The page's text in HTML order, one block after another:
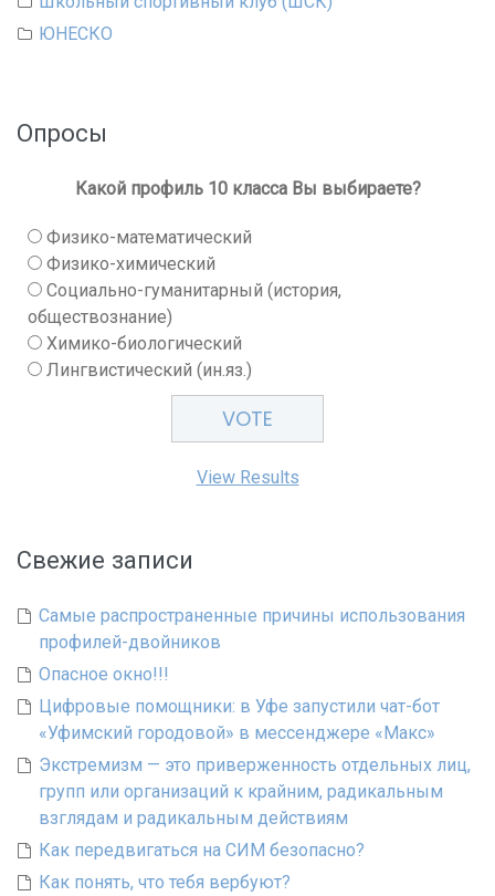
ЮНЕСКО
Опросы
Какой профиль 10 класса Вы выбираете?
Физико-математический
Физико-химический
Социально-гуманитарный (история,
обществознание)
Химико-биологический
Лингвистический (ин.яз.)
View Results
Свежие записи
Самые распространенные причины использования
профилей-двойников
Опасное окно!!!
Цифровые помощники: в Уфе запустили чат-бот
«Уфимский городовой» в мессенджере «Макс»
Экстремизм — это приверженность отдельных лиц,
групп или организаций к крайним, радикальным
взглядам и радикальным действиям
Как передвигаться на СИМ безопасно?
Как понять, что тебя вербуют?